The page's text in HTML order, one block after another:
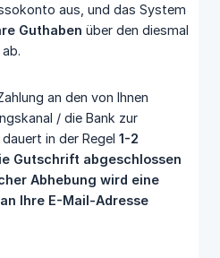
aus, und das System
Guthaben über den diesmal
an den von Ihnen
/ die Bank zur
in der Regel 1-2
Gutschrift abgeschlossen
Abhebung wird eine
Ihre E-Mail-Adresse